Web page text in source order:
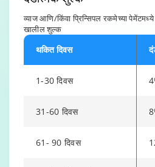
व्याज आणि/किंवा प्रिन्सिपल रकमेच्या
खालील शुल्क
थकित दिवस
1-30 दिवस
31-60 दिवस
61- 90 दिवस